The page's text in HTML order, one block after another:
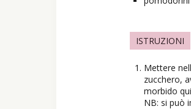
ISTRUZIONI
Mettere
zucchero,
morbido
NB: si può